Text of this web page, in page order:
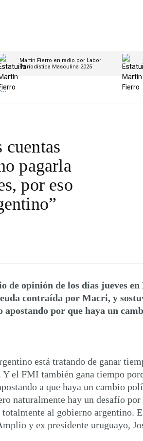
Martín Fierro en radio por Labor
Periodística Masculina 2025
cuentas
pagarla
por eso
de opinión de los días jueves
contraída por Macri, y
por que haya un
está tratando de ganar
el FMI también gana tiempo
a que haya un cambio
naturalmente hay un desafío
al gobierno argentino.
y ex presidente uruguayo,